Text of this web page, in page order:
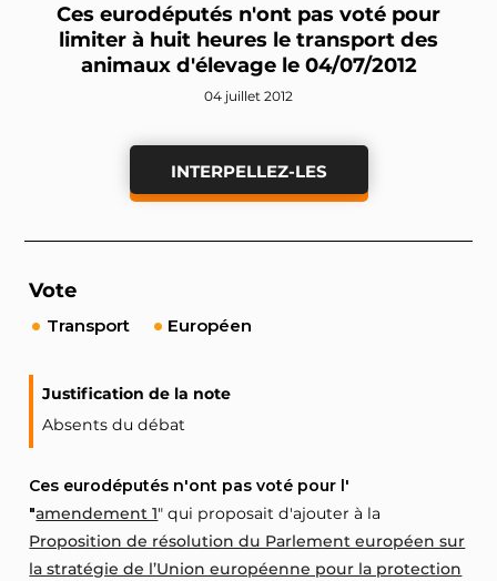
Ces eurodéputés n'ont pas voté pour
limiter à huit heures le transport des
animaux d'élevage le 04/07/2012
04 juillet 2012
INTERPELLEZ-LES
Vote
Transport Européen
Justification de la note
Absents du débat
Ces eurodéputés n'ont pas voté pour l'
"amendement 1" qui proposait d'ajouter à la
Proposition de résolution du Parlement européen sur
la stratégie de l’Union européenne pour la protection